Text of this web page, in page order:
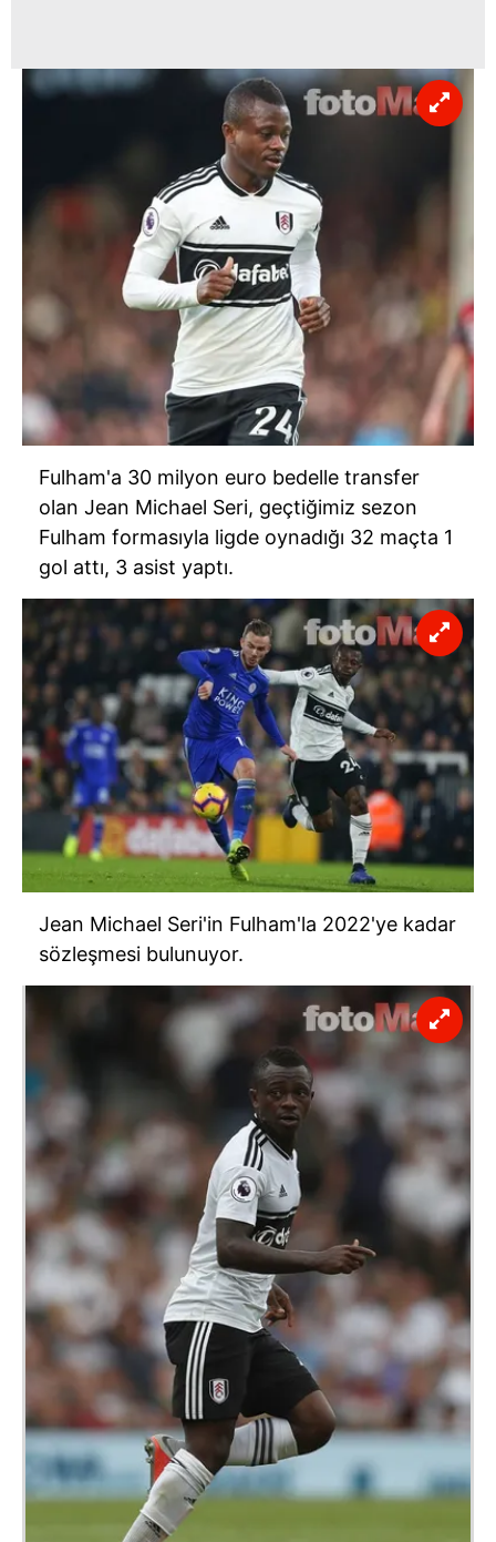
Fulham'a 30 milyon euro bedelle transfer
olan Jean Michael Seri, geçtiğimiz sezon
Fulham formasıyla ligde oynadığı 32 maçta 1
gol attı, 3 asist yaptı.
Jean Michael Seri'in Fulham'la 2022'ye kadar
sözleşmesi bulunuyor.